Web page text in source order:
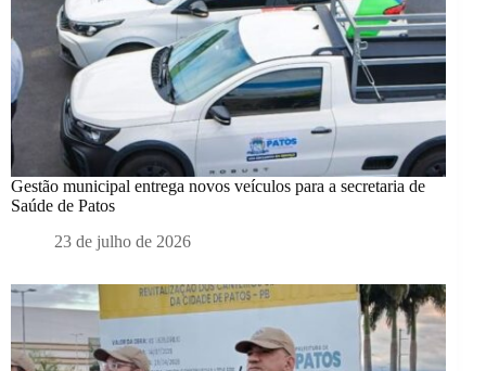
Gestão municipal entrega novos veículos para a secretaria de
Saúde de Patos
23 de julho de 2026